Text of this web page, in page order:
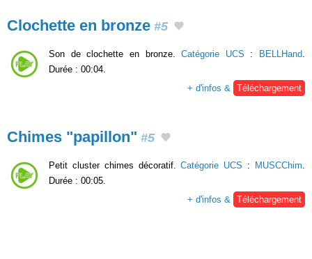
Clochette en bronze #5
Son de clochette en bronze.Catégorie UCS : BELLHand.
Durée : 00:04.
+ d'infos & Téléchargement
Chimes "papillon" #5
Petit cluster chimes décoratif.Catégorie UCS : MUSCChim
Durée : 00:05.
+ d'infos &
Téléchargement